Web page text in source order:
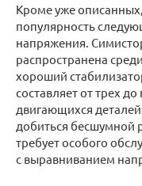
Кроме уже
популярность
напряжения.
распространена
хороший
составляет от трех
двигающихся
добиться бесшумной
требует особого
с выравниванием